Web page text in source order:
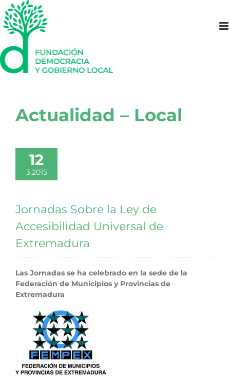
Saltar
al
contenido
Actualidad – Local
12
3,2015
Jornadas Sobre la Ley de
Accesibilidad Universal de
Extremadura
Las Jornadas se ha celebrado en la sede de la
Federación de Municipios y Provincias de
Extremadura